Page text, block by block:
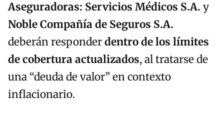
Aseguradoras: Servicios Médicos S.A. y
Noble Compañía de Seguros S.A.
deberán responderdentro de los límites
de cobertura actualizados, al tratarse de
una “deuda de valor” en contexto
inflacionario.